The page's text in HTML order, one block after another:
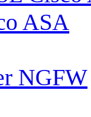
ASA
NGFW